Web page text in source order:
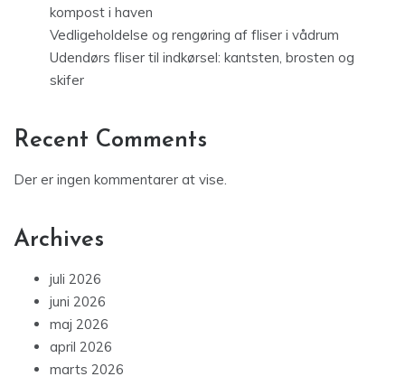
kompost i haven
Vedligeholdelse og rengøring af fliser i vådrum
Udendørs fliser til indkørsel: kantsten, brosten og
skifer
Recent Comments
Der er ingen kommentarer at vise.
Archives
juli 2026
juni 2026
maj 2026
april 2026
marts 2026